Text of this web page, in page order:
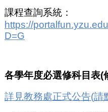
課程查詢系統：
https://
D=G
各學年度必選修科目表(
詳見教務處正式公告(請